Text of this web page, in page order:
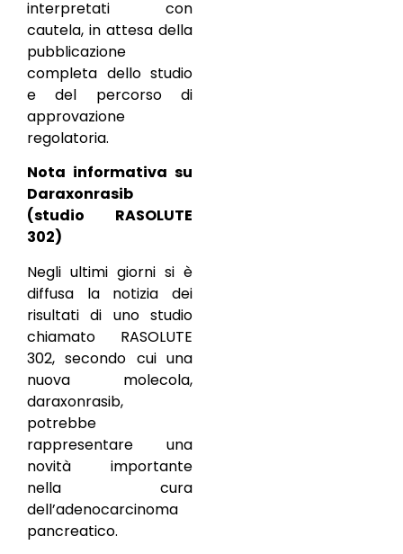
interpretati con
cautela, in attesa della
pubblicazione
completa dello studio
e del percorso di
approvazione
regolatoria.
Nota informativa su
Daraxonrasib
(studio RASOLUTE
302)
Negli ultimi giorni si è
diffusa la notizia dei
risultati di uno studio
chiamato RASOLUTE
302, secondo cui una
nuova molecola,
daraxonrasib,
potrebbe
rappresentare una
novità importante
nella cura
dell’adenocarcinoma
pancreatico.